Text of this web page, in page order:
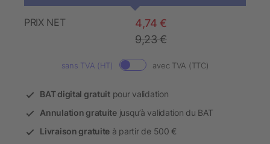
PRIX NET
4,74 €
9,23 €
sans TVA (HT) avec TVA (TTC)
BAT digital gratuitpour validation
Annulation gratuitejusqu’à validation du BAT
Livraison gratuite à partir de 500 €